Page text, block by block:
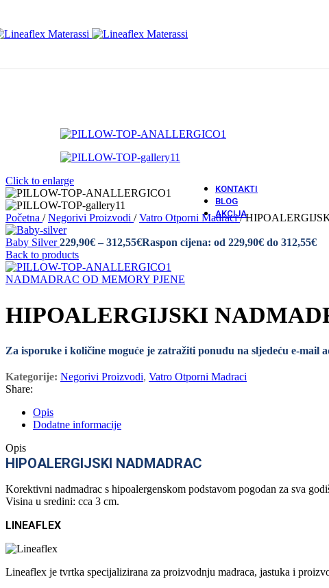
KONTAKTI
BLOG
AKCIJA
Click to enlarge
Početna / Negorivi Proizvodi / Vatro Otporni Madraci/
Baby Silver229,90€ – 312,55€Raspon cijena: od 229,90€ do 312,55€
Back to products
NADMADRAC OD MEMORY PJENE
HIPOALERGIJSKI
Za isporuke i količine moguće je zatražiti ponudu na sljedeću e-mail
Kategorije: Negorivi Proizvodi, Vatro Otporni Madraci
Share:
Opis
Dodatne informacije
Opis
HIPOALERGIJSKI NADMADRAC
Korektivni nadmadrac s hipoalergenskom podstavom pogodan za sva
Visina u sredini: cca 3 cm.
LINEAFLEX
Lineaflex je tvrtka specijalizirana za proizvodnju madraca, jastuka i